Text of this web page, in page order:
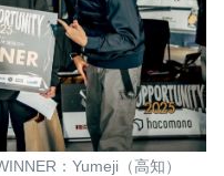
：Yumeji（高知）